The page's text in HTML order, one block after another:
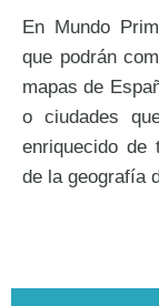
En Mundo
que podrán
mapas de
o ciudades
enriquecido de
de la geografía